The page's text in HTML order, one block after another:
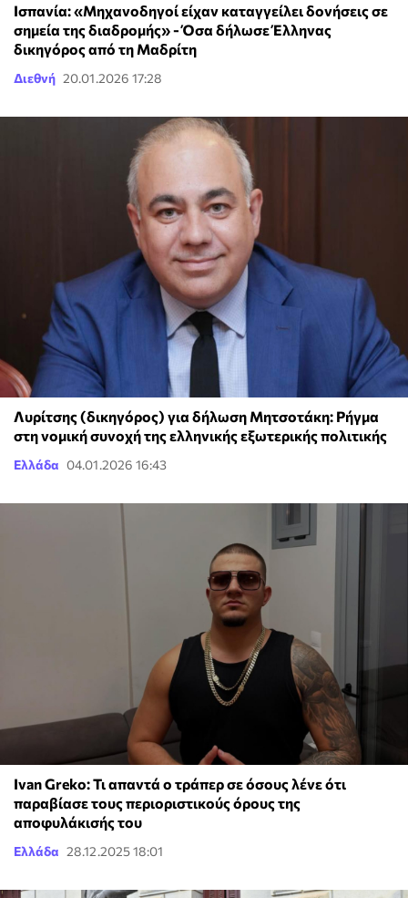
Ισπανία: «Μηχανοδηγοί είχαν καταγγείλει δονήσεις σε
σημεία της διαδρομής» - Όσα δήλωσε Έλληνας
δικηγόρος από τη Μαδρίτη
Διεθνή 20.01.2026 17:28
Λυρίτσης (δικηγόρος) για δήλωση Μητσοτάκη: Ρήγμα
στη νομική συνοχή της ελληνικής εξωτερικής πολιτικής
Ελλάδα 04.01.2026 16:43
Ivan Greko: Τι απαντά ο τράπερ σε όσους λένε ότι
παραβίασε τους περιοριστικούς όρους της
αποφυλάκισής του
Ελλάδα 28.12.2025 18:01